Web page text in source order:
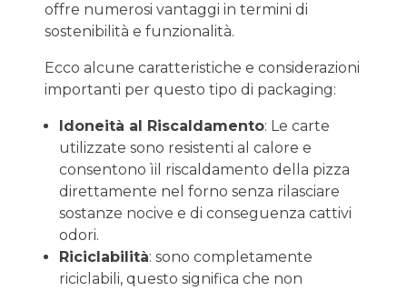
offre numerosi vantaggi in termini di
sostenibilità e funzionalità.
Ecco alcune caratteristiche e considerazioni
importanti per questo tipo di packaging:
Idoneità al Riscaldamento: Le carte
utilizzate sono resistenti al calore e
consentono ìil riscaldamento della pizza
direttamente nel forno senza rilasciare
sostanze nocive e di conseguenza cattivi
odori.
Riciclabilità: sono completamente
riciclabili, questo significa che non